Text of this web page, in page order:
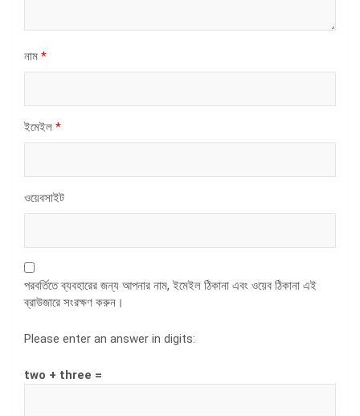
নাম *
ইমেইল *
ওয়েবসাইট
পরবর্তিতে ব্যবহারের জন্য আপনার নাম, ইমেইল ঠিকানা এবং ওয়েব ঠিকানা এই
ব্রাউজারে সংরক্ষণ করুন।
Please enter an answer in digits:
two + three =